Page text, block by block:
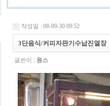
작성일 : 08-09-30 09:52
3단음식/커피자판기수납진열장
글쓴이 : 원스